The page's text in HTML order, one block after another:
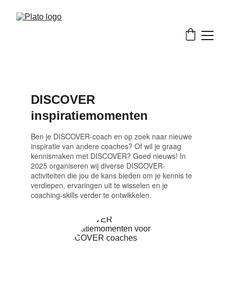
DISCOVER
inspiratiemomenten
Ben je DISCOVER-coach en op zoek naar nieuwe
inspiratie van andere coaches? Of wil je graag
kennismaken met DISCOVER? Goed nieuws! In
2025 organiseren wij diverse DISCOVER-
activiteiten die jou de kans bieden om je kennis te
verdiepen, ervaringen uit te wisselen en je
coaching-skills verder te ontwikkelen.